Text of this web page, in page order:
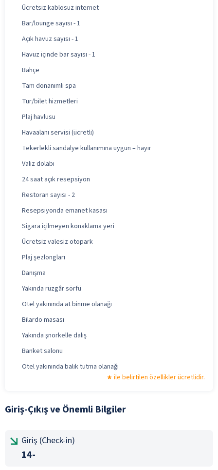
Ücretsiz kablosuz internet
Bar/lounge sayısı - 1
Açık havuz sayısı - 1
Havuz içinde bar sayısı - 1
Bahçe
Tam donanımlı spa
Tur/bilet hizmetleri
Plaj havlusu
Havaalanı servisi (ücretli)
Tekerlekli sandalye kullanımına uygun – hayır
Valiz dolabı
24 saat açık resepsiyon
Restoran sayısı - 2
Resepsiyonda emanet kasası
Sigara içilmeyen konaklama yeri
Ücretsiz valesiz otopark
Plaj şezlongları
Danışma
Yakında rüzgâr sörfü
Otel yakınında at binme olanağı
Bilardo masası
Yakında şnorkelle dalış
Banket salonu
Otel yakınında balık tutma olanağı
ile belirtilen özellikler ücretlidir.
Giriş-Çıkış ve Önemli Bilgiler
Giriş (Check-in)
14-